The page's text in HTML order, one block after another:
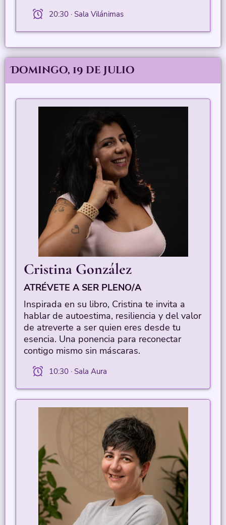
20:30 · Sala Vilánimas
Domingo, 19 de Julio
Cristina González
ATRÉVETE A SER PLENO/A
Inspirada en su libro, Cristina te invita a
hablar de autoestima, resiliencia y del valor
de atreverte a ser quien eres desde tu
esencia. Una ponencia para reconectar
contigo mismo sin máscaras.
10:30 · Sala Aura